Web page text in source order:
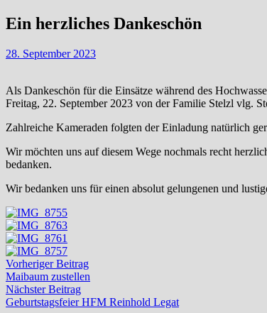
Ein herzliches Dankeschön
28. September 2023
Als Dankeschön für die Einsätze während des
Freitag, 22. September 2023 von der Familie Stelzl vlg.
Zahlreiche Kameraden folgten der Einladung natürlich
Wir möchten uns auf diesem Wege nochmals recht
bedanken.
Wir bedanken uns für einen absolut gelungenen und
Beitragsnavigation
Vorheriger BeitragVorheriger
Beitrag:
Maibaum zustellen
Nächster BeitragNächster
Beitrag:
Geburtstagsfeier HFM Reinhold Legat